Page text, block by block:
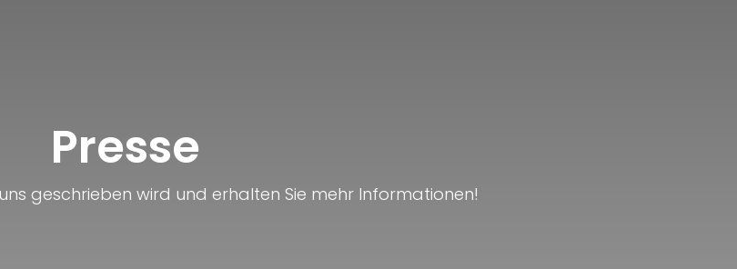
Presse
geschrieben wird und erhalten Sie mehr Informationen!